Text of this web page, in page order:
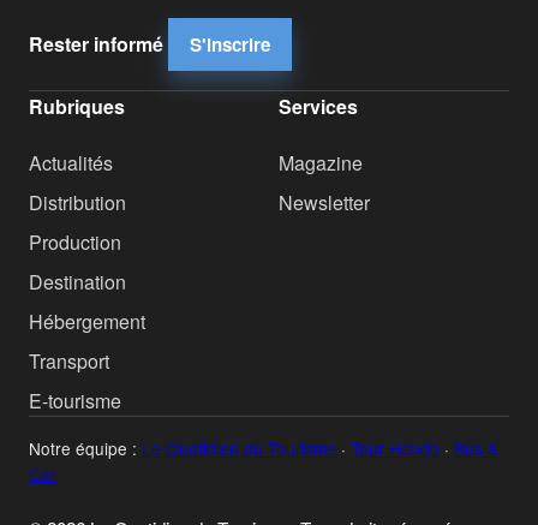
Rester informé S'inscrire
Rubriques
Actualités
Distribution
Production
Destination
Hébergement
Transport
E-tourisme
Services
Magazine
Newsletter
Notre équipe : Le Quotidien du Tourisme · Tour Hebdo · Bus &
Car